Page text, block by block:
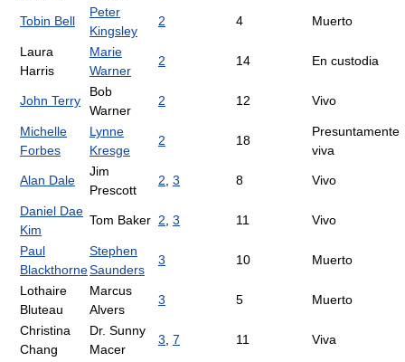
Tobin Bell
Peter
Kingsley
2 4 Muerto
Laura
Harris
Marie
Warner
2 14 En custodia
John Terry
Bob
Warner
2 12 Vivo
Michelle
Forbes
Lynne
Kresge
2 18
Presuntamente
viva
Alan Dale
Jim
Prescott
2, 3 8 Vivo
Daniel Dae
Kim
Tom Baker 2, 3 11 Vivo
Paul
Blackthorne
Stephen
Saunders
3 10 Muerto
Lothaire
Bluteau
Marcus
Alvers
3 5 Muerto
Christina
Chang
Dr. Sunny
Macer
3, 7 11 Viva